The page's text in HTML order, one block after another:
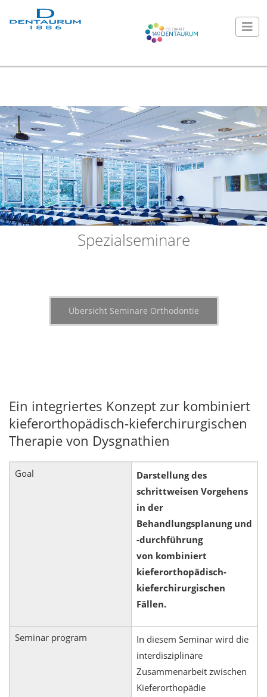
Spezialseminare
Übersicht Seminare Orthodontie
Ein integriertes Konzept zur kombiniert
kieferorthopädisch-kieferchirurgischen
Therapie von Dysgnathien
Goal
Darstellung des
schrittweisen Vorgehens
in der
Behandlungsplanung und
-durchführung
von kombiniert
kieferorthopädisch-
kieferchirurgischen
Fällen.
Seminar program
In diesem Seminar wird die
interdisziplinäre
Zusammenarbeit zwischen
Kieferorthopädie